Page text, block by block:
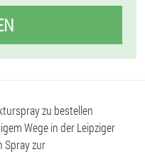
zu bestellen
Wege in der Leipziger
Spray zur